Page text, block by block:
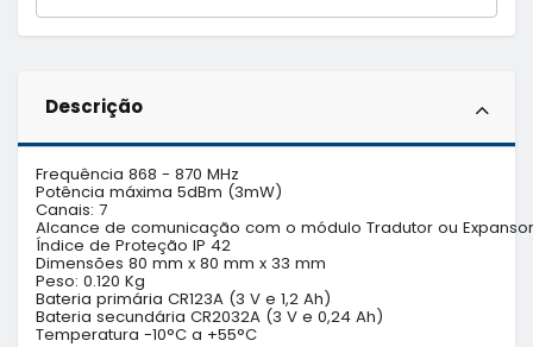
Descrição
Frequência 868 - 870 MHz
Potência máxima 5dBm (3mW)
Canais: 7
Alcance de comunicação com o módulo Tradutor ou
Índice de Proteção IP 42
Dimensões 80 mm x 80 mm x 33 mm
Peso: 0.120 Kg
Bateria primária CR123A (3 V e 1,2 Ah)
Bateria secundária CR2032A (3 V e 0,24 Ah)
Temperatura -10°C a +55°C